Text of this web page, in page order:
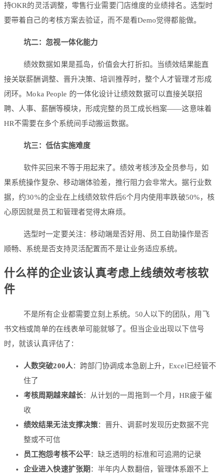
持OKR的灵活调整，零售行业需要门店维度的业绩排名。选型时
要带着自己的考核方案去验证，而不是看Demo觉得都能做。
坑二：忽视一体化能力
绩效数据如果是孤岛，价值会大打折扣。当绩效结果能直
接关联薪酬调整、晋升决策、培训推荐时，整个人才管理才形成
闭环。Moka People 的一体化设计让绩效数据可以直接关联招
聘、人事、薪酬等模块，形成完整的员工成长档案——这意味着
HR不需要在多个系统间手动搬运数据。
坑三：低估实施难度
软件买回来不等于用起来了。绩效考核涉及全员参与，如
果系统操作复杂、移动端体验差，推行阻力会非常大。据行业数
据，约30%的企业在上线绩效软件后6个月内使用率跌破50%，核
心原因就是员工和管理者觉得太麻烦。
选型时一定要关注：移动端是否好用、员工自助操作是否
顺畅、系统是否支持灵活配置而不是让业务适应系统。
什么样的企业该认真考虑上线绩效考核软
件
不是所有企业都需要立刻上系统。50人以下的团队，用飞
书文档或简单的在线表单可能就够了。但当企业出现以下信号
时，就该认真评估了：
人数突破200人：跨部门协调成本急剧上升，Excel已经管不
住了
考核周期越来越长：从计划的一周拖到一个月，HR疲于催
收
绩效结果无法支撑决策：晋升、调薪时发现历史数据不完
整或不可信
员工抱怨考核不公平：缺乏透明的标准和可追溯的记录
企业进入快速扩张期 ：半年内人数翻倍，管理体系跟不上